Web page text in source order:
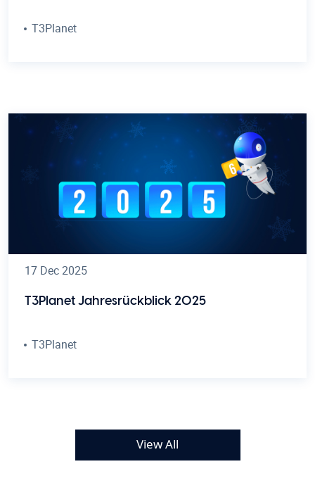
T3Planet
17 Dec 2025
T3Planet Jahresrückblick 2025
T3Planet
View All